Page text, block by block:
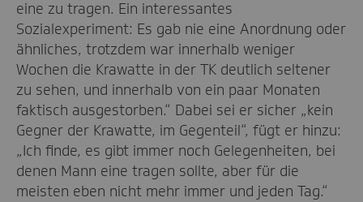
eine zu tragen. Ein interessantes
Sozialexperiment: Es gab nie eine Anordnung oder
ähnliches, trotzdem war innerhalb weniger
Wochen die Krawatte in der TK deutlich seltener
zu sehen, und innerhalb von ein paar Monaten
faktisch ausgestorben.“ Dabei sei er sicher „kein
Gegner der Krawatte, im Gegenteil“, fügt er hinzu:
„Ich finde, es gibt immer noch Gelegenheiten, bei
denen Mann eine tragen sollte, aber für die
meisten eben nicht mehr immer und jeden Tag.“